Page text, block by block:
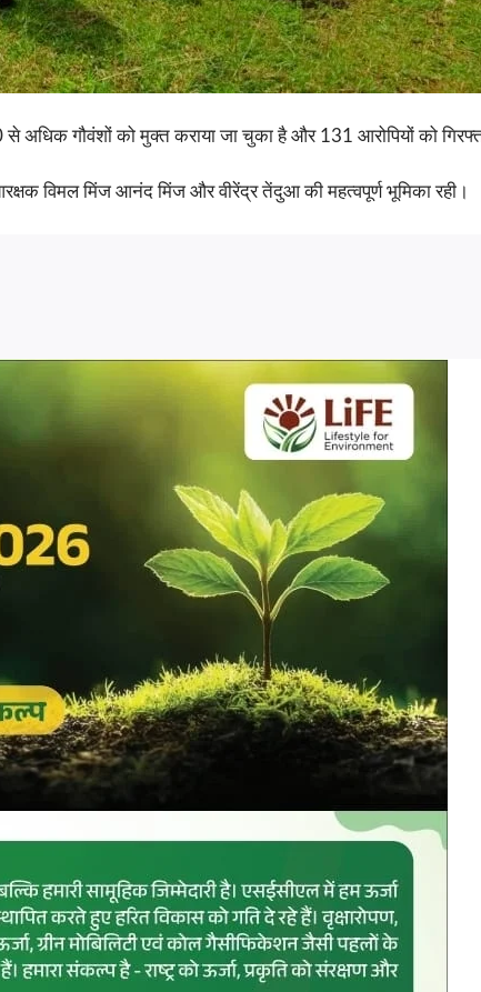
गौवंशों को मुक्त कराया जा चुका है और 131 आरोपियों को
विमल मिंज आनंद मिंज और वीरेंद्र तेंदुआ की महत्वपूर्ण भूमिका रही।